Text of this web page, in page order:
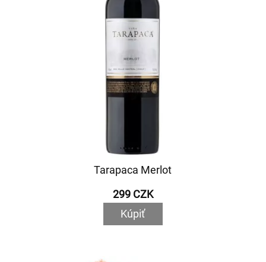
Tarapaca Merlot
299 CZK
Kúpiť